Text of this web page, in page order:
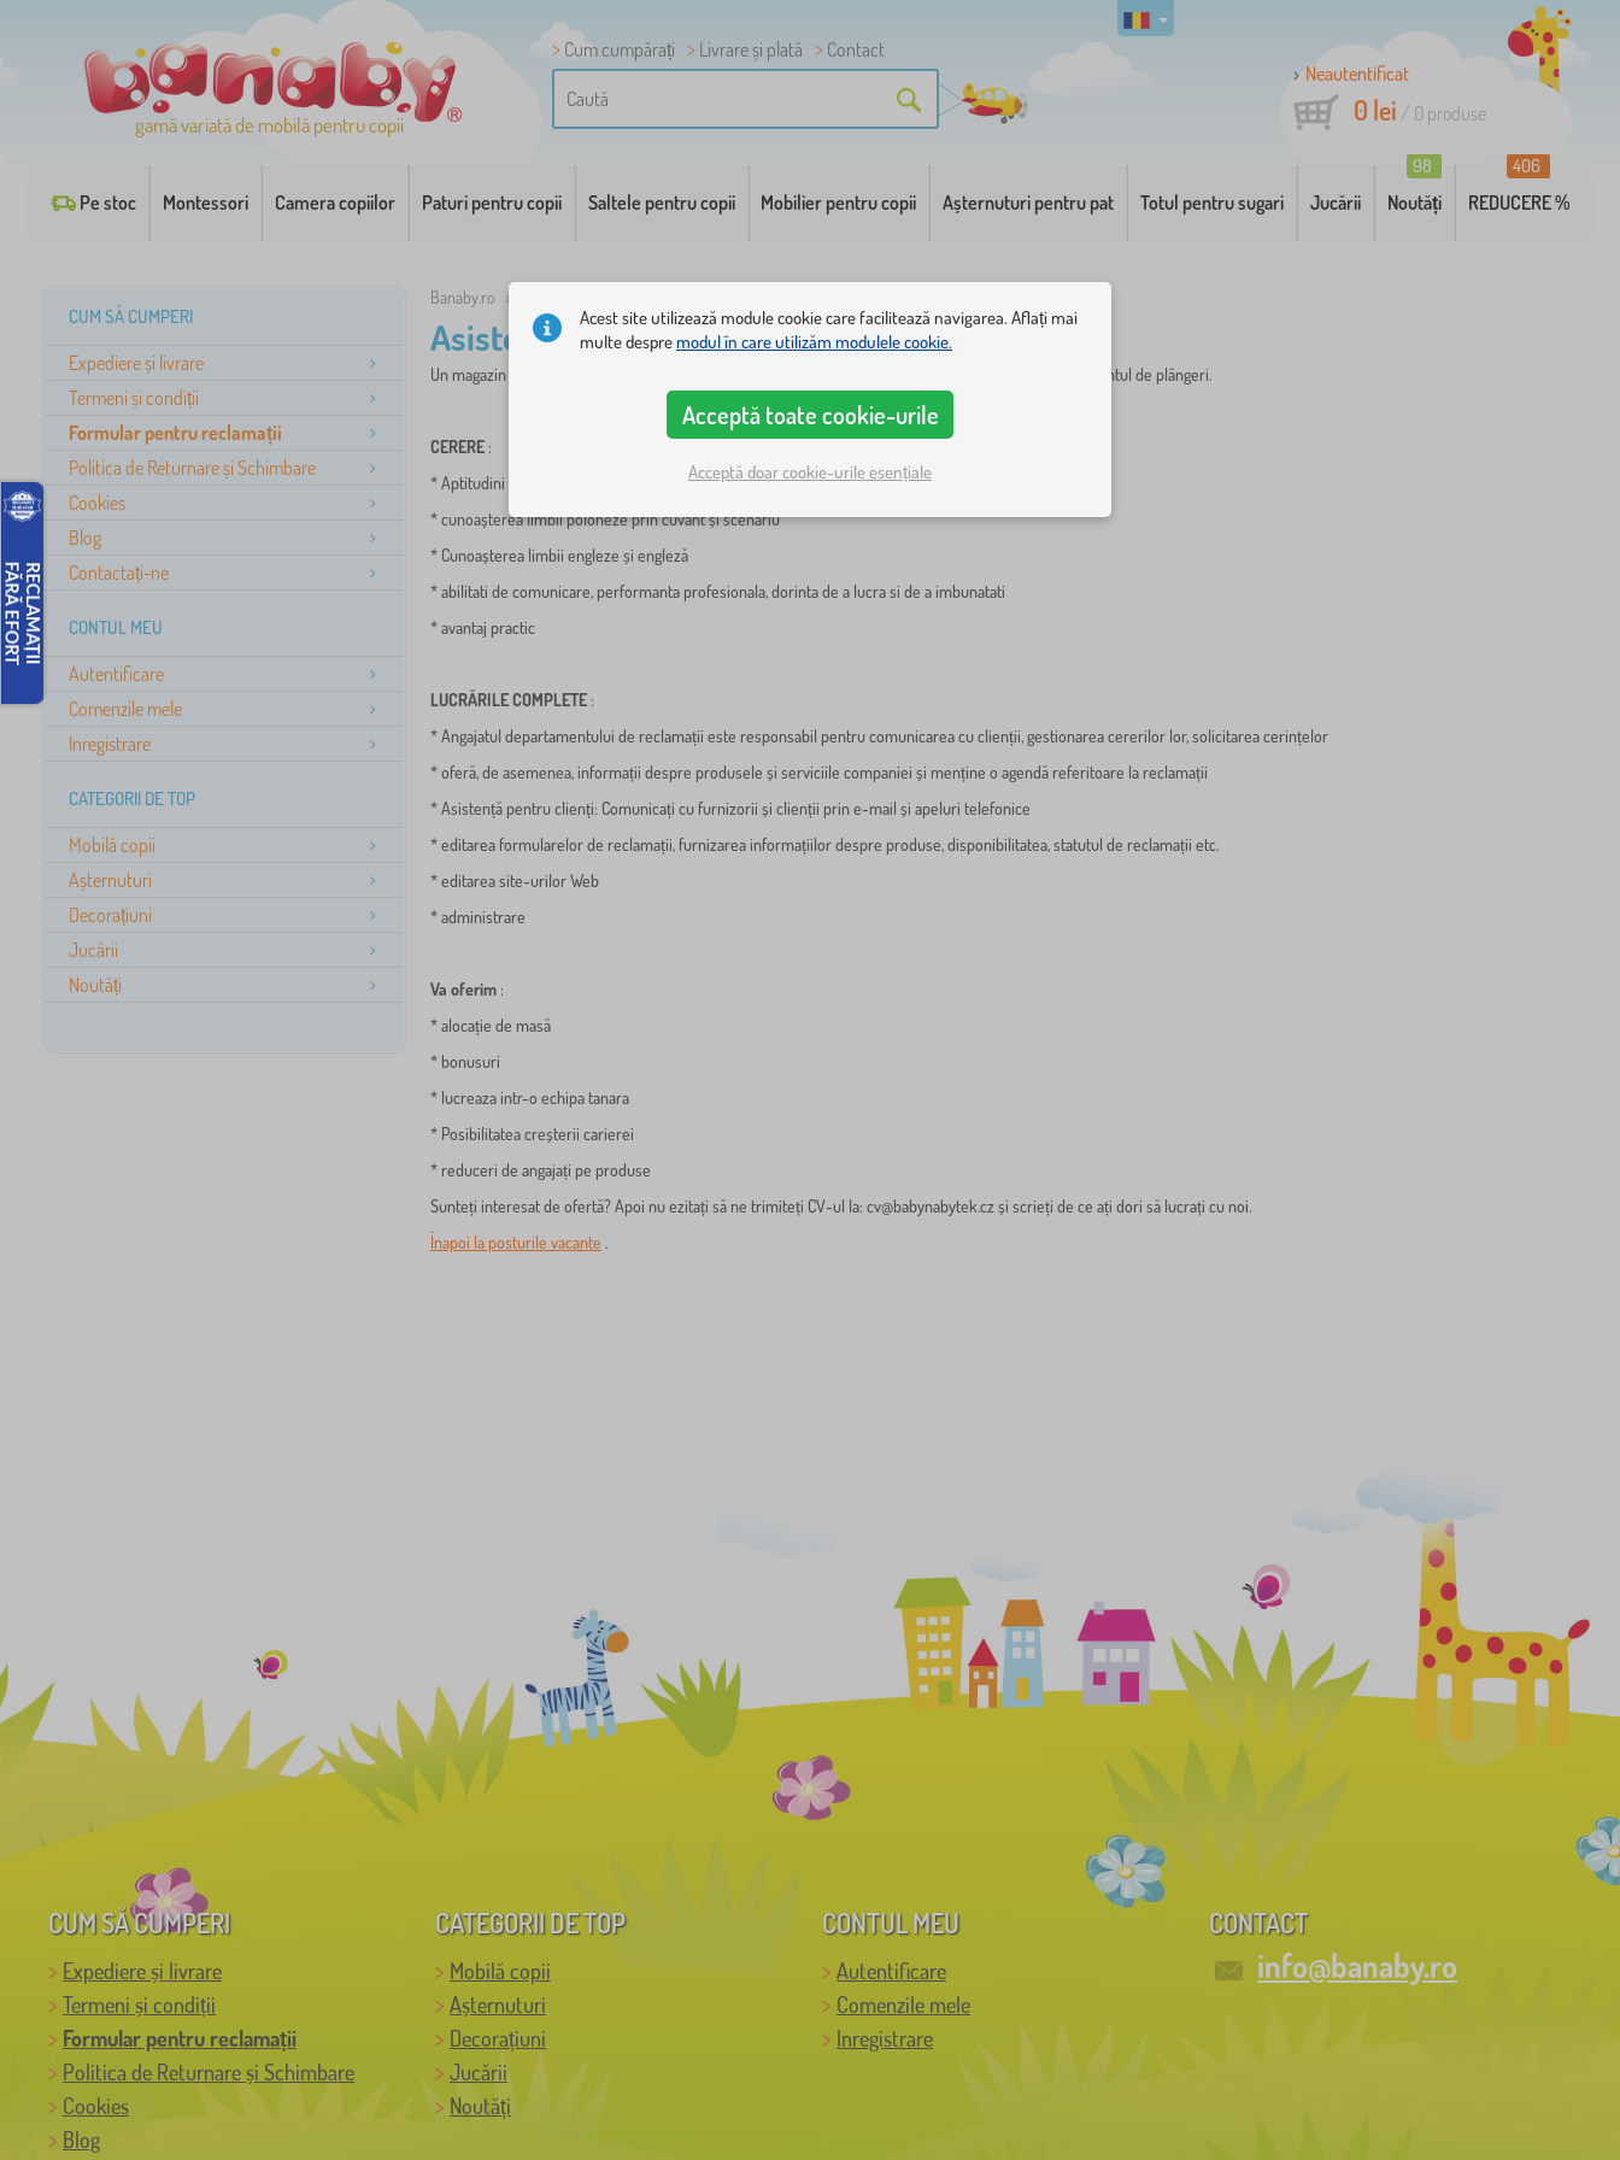
gamă variată de mobilă pentru copii
Cum cumpărați Livrare și plată
Contact
Neautentificat
0 lei / 0 produse
Pe stoc Montessori Camera copiilor Paturi pentru copii Saltele pentru copii Mobilier pentru copii Așternuturi pentru pat Totul pentru sugari Jucării Noutăți
98
REDUCERE %
406
CUM SĂ CUMPERI
Expediere și livrare
Termeni și condiții
Formular pentru reclamații
Politica de Returnare și Schimbare
Cookies
Blog
Contactați-ne
CONTUL MEU
Autentificare
Comenzile mele
Inregistrare
CATEGORII DE TOP
Mobilă copii
Așternuturi
Decorațiuni
Jucării
Noutăți
Banaby.ro »
Asistent al departamentului de reclamații
Un magazin online pentru mobilier pentru copii caută o echipă de asistent / asistent pentru departamentul de plângeri.
CERERE:
* Aptitudini PC (MS Office - Word, Excel)
* cunoașterea limbii poloneze prin cuvânt și scenariu
* Cunoașterea limbii engleze și engleză
* abilitati de comunicare, performanta profesionala, dorinta de a lucra si de a imbunatati
* avantaj practic
LUCRĂRILE COMPLETE:
* Angajatul departamentului de reclamații este responsabil pentru comunicarea cu clienții, gestionarea cererilor lor, solicitarea cerințelor
* oferă, de asemenea, informații despre produsele și serviciile companiei și menține o agendă referitoare la reclamații
* Asistență pentru clienți: Comunicați cu furnizorii și clienții prin e-mail și apeluri telefonice
* editarea formularelor de reclamații, furnizarea informațiilor despre produse, disponibilitatea, statutul de reclamații etc.
* editarea site-urilor Web
* administrare
Va oferim:
* alocație de masă
* bonusuri
* lucreaza intr-o echipa tanara
* Posibilitatea creșterii carierei
* reduceri de angajați pe produse
Sunteți interesat de ofertă? Apoi nu ezitați să ne trimiteți CV-ul la: cv@babynabytek.cz și scrieți de ce ați dori să lucrați cu noi.
Înapoi la posturile vacante .
CUM SĂ CUMPERI
Expediere și livrare
Termeni și condiții
Formular pentru reclamații
Politica de Returnare și Schimbare
Cookies
Blog
CATEGORII DE TOP
Mobilă copii
Așternuturi
Decorațiuni
Jucării
Noutăți
CONTUL MEU
Autentificare
Comenzile mele
Inregistrare
CONTACT
info@banaby.ro
Acest site utilizează module cookie care facilitează navigarea. Aflați mai
multe despremodul în care utilizăm modulele cookie.
Acceptă toate cookie-urile
Acceptă doar cookie-urile esențiale